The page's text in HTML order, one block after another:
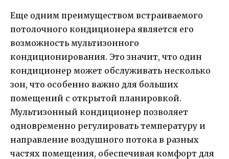
Еще одним преимуществом встраиваемого
потолочного кондиционера является его
возможность мультизонного
кондиционирования. Это значит, что один
кондиционер может обслуживать несколько
зон, что особенно важно для больших
помещений с открытой планировкой.
Мультизонный кондиционер позволяет
одновременно регулировать температуру и
направление воздушного потока в разных
частях помещения, обеспечивая комфорт для